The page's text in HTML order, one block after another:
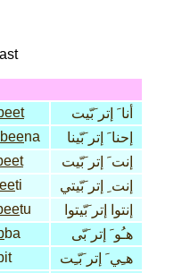
أنا َ إتر َبّيت
beena
إحنا َ إتر َبّينا
إنت َ إتر َبّيت
ti
إنت ِ إتر َبّيتي
tu
إنتوا إتر َبّيتوا
ba
هـُو َ إتر َبّى
هـِي َ إتر َبّـِت